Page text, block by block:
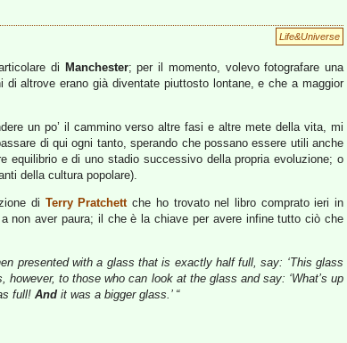
Life&Universe
di Manchester; per il momento, volevo fotografare una
altrove erano già diventate piuttosto lontane, e che a maggior
un po’ il cammino verso altre fasi e altre mete della vita, mi
di qui ogni tanto, sperando che possano essere utili anche
e di uno stadio successivo della propria evoluzione; o
della cultura popolare).
di Terry Pratchettche ho trovato nel libro comprato ieri in
non aver paura; il che è la chiave per avere infine tutto ciò che
presented with a glass that is exactly half full, say: ‘This glass
however, to those who can look at the glass and say: ‘What’s up
full! And it was a bigger glass.’ “